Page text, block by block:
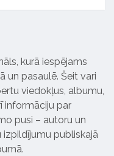
kurā iespējams
un pasaulē. Šeit vari
viedokļus, albumu,
informāciju par
pusi – autoru un
publiskajā